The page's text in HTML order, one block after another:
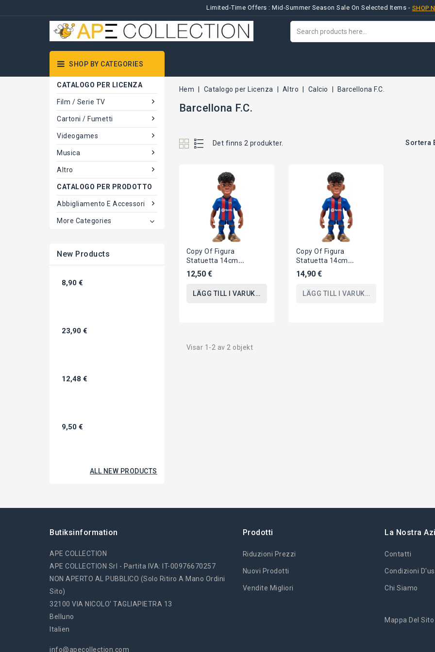
Limited-Time Offers : Mid-Summer Season Sale On Selected Items - SHOP
SHOP BY CATEGORIES
CATALOGO PER LICENZA
Film / Serie TV
Cartoni / Fumetti
Videogames
Musica
Altro
CATALOGO PER PRODOTTO
Abbigliamento E Accessori
More Categories
New Products
8,90 €
23,90 €
12,48 €
9,50 €
ALL NEW PRODUCTS
Hem Catalogo per Licenza Altro Calcio Barcellona F.C.
Barcellona F.C.
Det finns 2 produkter. Sortera
Copy Of Figura
Statuetta 14cm
BIANCANEVE Sposa
QPOSKET DREAMY
STYLE Versione...
12,50 €
LÄGG TILL I VARUKORGEN
Copy Of Figura
Statuetta 14cm
BIANCANEVE Sposa
QPOSKET DREAMY
STYLE Versione...
14,90 €
LÄGG TILL I VARUKORGEN
Visar 1-2 av 2 objekt
Butiksinformation
APE COLLECTION
APE COLLECTION Srl - Partita IVA: IT-00976670257
NON APERTO AL PUBBLICO (solo Ritiro A Mano Ordini
Sito)
32100 VIA NICOLO' TAGLIAPIETRA 13
Belluno
Italien
info@apecollection.com
Prodotti
Riduzioni Prezzi
Nuovi Prodotti
Vendite Migliori
La Nostra
Contatti
Condizioni
Chi Siamo
Mappa Del Sito